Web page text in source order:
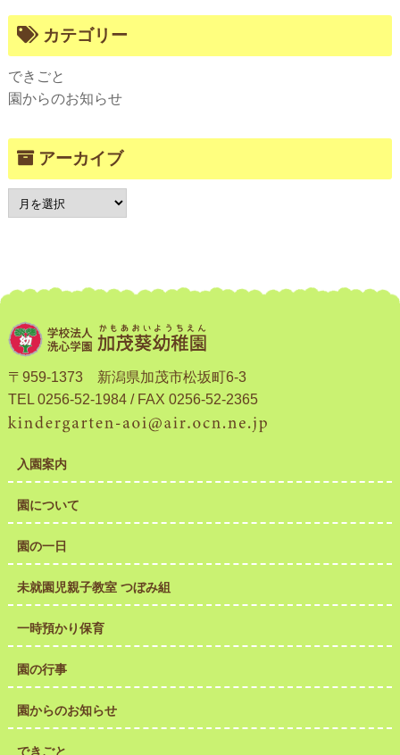
カテゴリー
できごと
園からのお知らせ
アーカイブ
〒959-1373 新潟県加茂市松坂町6-3
TEL 0256-52-1984 / FAX 0256-52-2365
入園案内
園について
園の一日
未就園児親子教室 つぼみ組
一時預かり保育
園の行事
園からのお知らせ
できごと